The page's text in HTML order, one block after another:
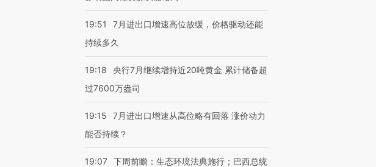
19:51
7月进出口增速高位放缓，价格驱动还能
持续多久
19:18
央行7月继续增持近20吨黄金 累计储备超
过7600万盎司
19:15
7月进出口增速从高位略有回落 涨价动力
能否持续？
19:07 下周前瞻：生态环境法典施行；巴西总统